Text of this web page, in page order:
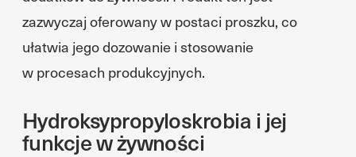
zazwyczaj oferowany w postaci proszku, co
ułatwia jego dozowanie i stosowanie
w procesach produkcyjnych.
Hydroksypropyloskrobia i jej
funkcje w żywności